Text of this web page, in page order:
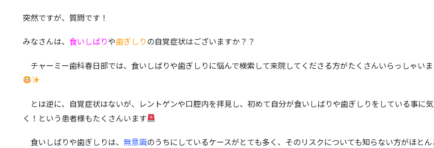
突然ですが、質問です！
みなさんは、 食いしばりや歯ぎしりの自覚症状はございますか？？
チャーミー歯科春日部では、食いしばりや歯ぎしりに悩んで検索して来院してくださる方がたくさんいらっしゃい
とは逆に、自覚症状はないが、レントゲンや口腔内を拝見し、初めて自分が食いしばりや歯ぎしりをしている事に
く！という患者様もたくさんいます
食いしばりや歯ぎしりは、 無意識のうちにしているケースがとても多く、そのリスクについても知らない方がほと